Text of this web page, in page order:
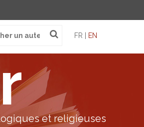
FR | EN
et religieuses